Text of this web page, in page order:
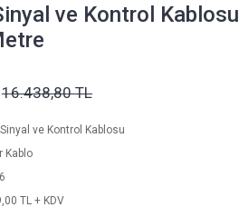
ve Kontrol Kablosu
16.438,80 TL
Sinyal ve Kontrol Kablosu
Kablo
TL + KDV